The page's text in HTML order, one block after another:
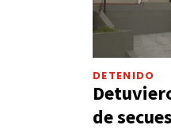
DETENIDO
de